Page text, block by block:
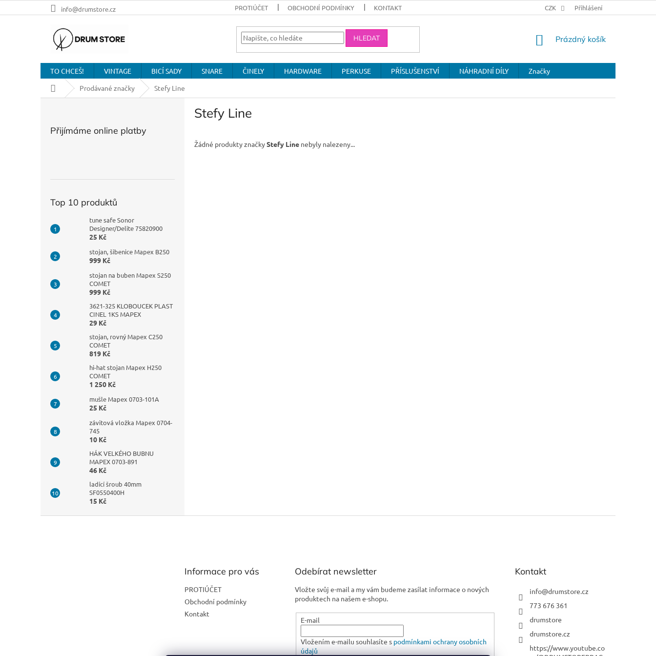
na
info@drumstore.cz PROTIÚČET OBCHODNÍ PODMÍNKY KONTAKT CZK Přihlášení
HLEDAT
NÁKUPNÍ
Prázdný košík
TO CHCEŠ! VINTAGE BICÍ SADY SNARE ČINELY HARDWARE PERKUSE PŘÍSLUŠENSTVÍ NÁHRADNÍ DÍLY
Značky
Domů
Prodávané značky Stefy Line
Přijímáme online platby
Top 10 produktů
tune safe Sonor
Designer/Delite 75820900
25 Kč
stojan, šibenice Mapex B250
999 Kč
stojan na buben Mapex S250
COMET
999 Kč
3621-325 KLOBOUCEK PLAST
CINEL 1KS MAPEX
29 Kč
stojan, rovný Mapex C250
COMET
819 Kč
hi-hat stojan Mapex H250
COMET
1 250 Kč
mušle Mapex 0703-101A
25 Kč
závitová vložka Mapex 0704-
745
10 Kč
HÁK VELKÉHO BUBNU
MAPEX 0703-891
46 Kč
ladící šroub 40mm
SF0550400H
15 Kč
Stefy Line
Žádné produkty značkyStefy Line nebyly nalezeny...
Informace pro vás
PROTIÚČET
Obchodní podmínky
Kontakt
Odebírat newsletter
Vložte svůj e-mail a my vám budeme zasílat informace o nových
produktech na našem e-shopu.
E-mail
Vložením e-mailu souhlasíte s podmínkami ochrany osobních
údajů
Kontakt
info@drumstore.cz
773 676 361
drumstore
drumstore.cz
https://www.youtube.co